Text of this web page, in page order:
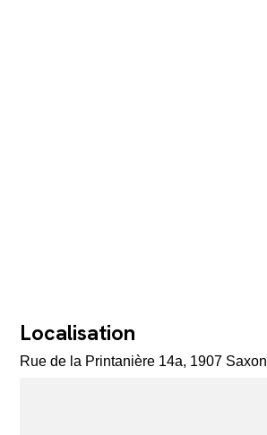
Localisation
Rue de la Printanière 14a, 1907 Saxon